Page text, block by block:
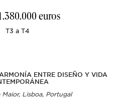
euros
T3 a T4
ENTRE DISEÑO Y VIDA
Maior, Lisboa, Portugal